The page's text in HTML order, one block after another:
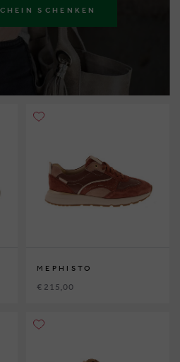
SCHENKEN
MEPHISTO
€ 215,00